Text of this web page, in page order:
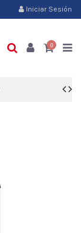
Iniciar Sesión
0